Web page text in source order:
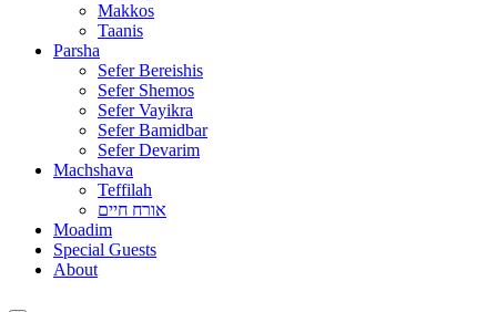
Makkos
Taanis
Parsha
Sefer Bereishis
Sefer Shemos
Sefer Vayikra
Sefer Bamidbar
Sefer Devarim
Machshava
Teffilah
אורח חיים
Moadim
Special Guests
About